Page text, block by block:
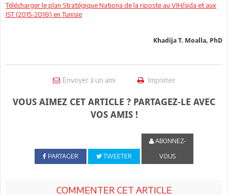
Télécharger le plan Stratégique Nationa de la riposte au VIH/sida et aux
IST (2015-2018) en Tunisie
Khadija T. Moalla, PhD
Envoyer à un ami Imprimer
VOUS AIMEZ CET ARTICLE ? PARTAGEZ-LE AVEC
VOS AMIS !
PARTAGER TWEETER
ABONNEZ-
VOUS
COMMENTER CET ARTICLE